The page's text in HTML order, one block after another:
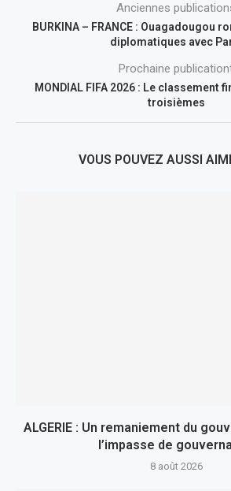
Anciennes
BURKINA – FRANCE : Ouagadougou
diplomatiques avec
Prochaine
MONDIAL FIFA 2026 : Le classement
troisièmes
VOUS POUVEZ AUSSI
ALGERIE : Un remaniement du
l’impasse de
8 août 2026